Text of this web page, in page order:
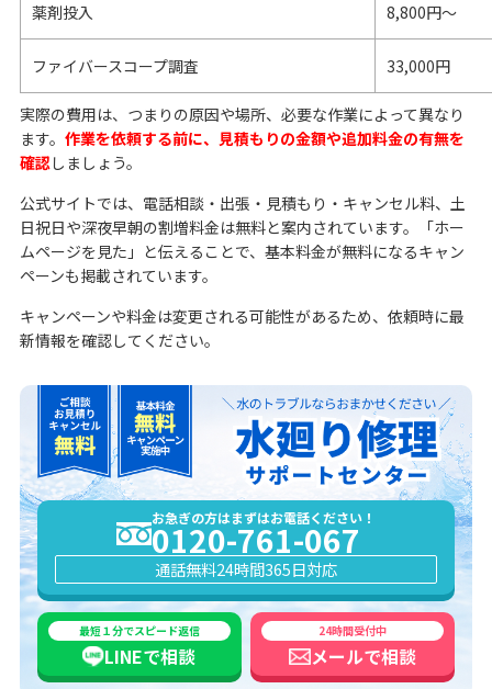
薬剤投入 8,800円～
ファイバースコープ調査 33,000円
実際の費用は、つまりの原因や場所、必要な作業によって異なり
ます。 作業を依頼する前に、見積もりの金額や追加料金の有無を
確認しましょう。
公式サイトでは、電話相談・出張・見積もり・キャンセル料、土
日祝日や深夜早朝の割増料金は無料と案内されています。「ホー
ムページを見た」と伝えることで、基本料金が無料になるキャン
ペーンも掲載されています。
キャンペーンや料金は変更される可能性があるため、依頼時に最
新情報を確認してください。
お急ぎの方はまずはお電話ください！
0120-761-067
通話無料24時間365日対応
最短１分でスピード返信
LINEで相談
24時間受付中
メールで相談